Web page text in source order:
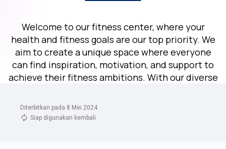
Diterbitkan pada 8 Mei 2024
Siap digunakan kembali